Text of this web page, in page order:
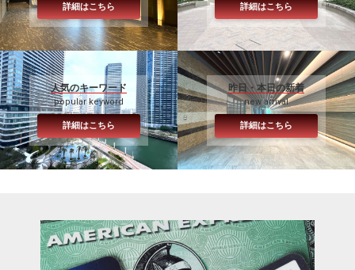
詳細はこちら 詳細はこちら
人気のキーワード
popular keyword
詳細はこちら
昨日・本日の新着
new arrival
詳細はこちら